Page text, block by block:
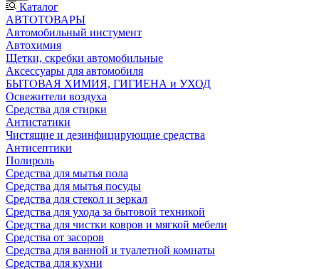
Каталог
АВТОТОВАРЫ
Автомобильный инстумент
Автохимия
Щетки, скребки автомобильные
Аксессуары для автомобиля
БЫТОВАЯ ХИМИЯ, ГИГИЕНА и УХОД
Освежители воздуха
Средства для стирки
Антистатики
Чистящие и дезинфицирующие средства
Антисептики
Полироль
Средства для мытья пола
Средства для мытья посуды
Средства для стекол и зеркал
Средства для ухода за бытовой техникой
Средства для чистки ковров и мягкой мебели
Средства от засоров
Средства для ванной и туалетной комнаты
Средства для кухни